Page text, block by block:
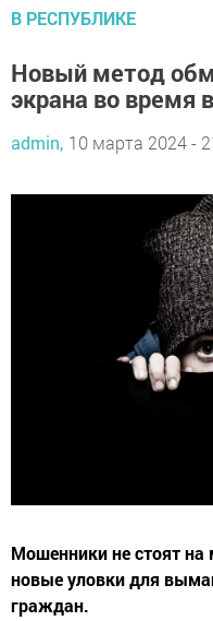
В РЕСПУБЛИКЕ
Новый метод
экрана во время
admin, 10 марта 2024 -
Мошенники не стоят на
новые уловки для
граждан.